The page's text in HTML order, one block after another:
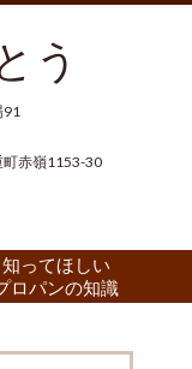
う
91
町赤嶺1153-30
知ってほしい
ロパンの知識